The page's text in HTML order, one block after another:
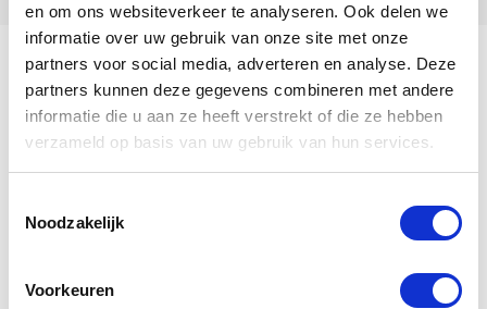
en om ons websiteverkeer te analyseren. Ook delen we
informatie over uw gebruik van onze site met onze
partners voor social media, adverteren en analyse. Deze
partners kunnen deze gegevens combineren met andere
informatie die u aan ze heeft verstrekt of die ze hebben
verzameld op basis van uw gebruik van hun services.
Noodzakelijk
Voorkeuren
Mijn naam is De Eric.
Bekijk mijn stamboom
, geboren in
1988.